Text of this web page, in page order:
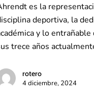
es la
deportiva, la
y lo
trece años
rotero
4 diciembre, 2024